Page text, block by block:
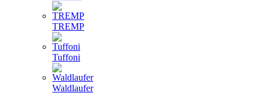
TREMP
Tuffoni
Waldlaufer